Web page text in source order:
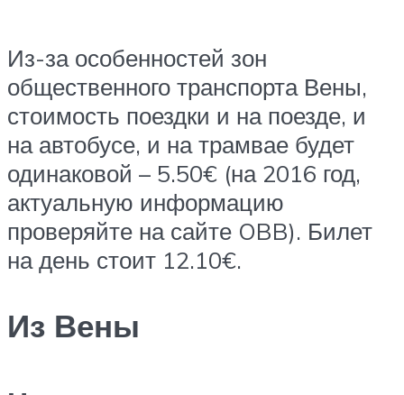
Из-за особенностей зон
общественного транспорта Вены,
стоимость поездки и на поезде, и
на автобусе, и на трамвае будет
одинаковой – 5.50€ (на 2016 год,
актуальную информацию
проверяйте на сайте OBB). Билет
на день стоит 12.10€.
Из Вены